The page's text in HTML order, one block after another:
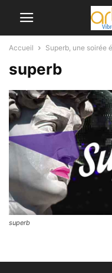
Accueil Superb, une soirée
superb
superb